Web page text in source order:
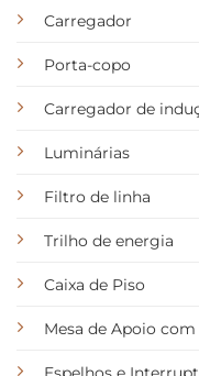
Carregador
Porta-copo
Carregador de
Luminárias
Filtro de linha
Trilho de energia
Caixa de Piso
Mesa de Apoio com